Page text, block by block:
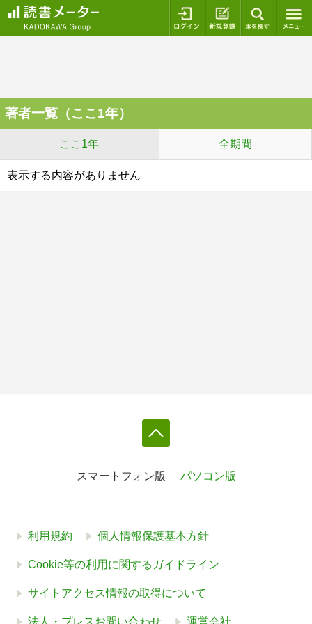
ログイン 新規登録
著者一覧（ここ1年）
ここ1年 全期間
表示する内容がありません
スマートフォン版 パソコン版
利用規約 個人情報保護基本方針
Cookie等の利用に関するガイドライン
サイトアクセス情報の取得について
法人・プレスお問い合わせ 運営会社